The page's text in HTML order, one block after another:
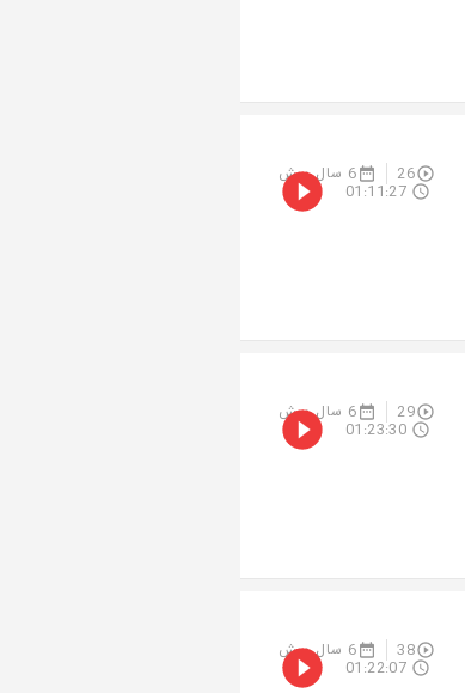
26 6 سال پیش
01:11:27
29 6 سال پیش
01:23:30
38 6 سال پیش
01:22:07